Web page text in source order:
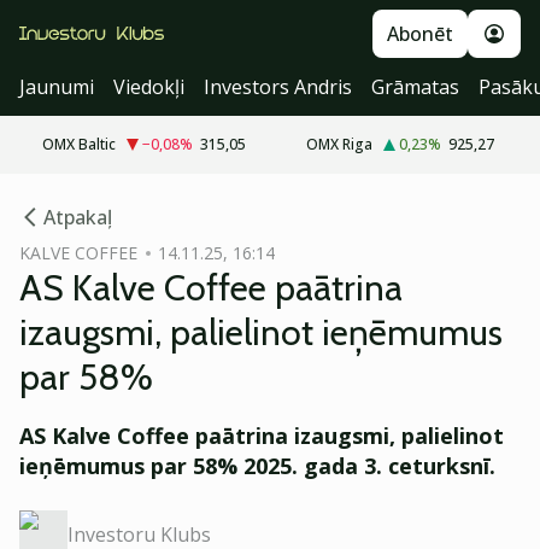
Abonēt
Jaunumi
Viedokļi Investors Andris Grāmatas
OMX Baltic −0,08% 315,05 OMX Riga 0,23% 925,27
Atpakaļ
KALVE COFFEE 14.11.25, 16:14
AS Kalve Coffee paātrina
izaugsmi, palielinot ieņēmumus
par 58%
AS Kalve Coffee paātrina izaugsmi, palielinot
ieņēmumus par 58% 2025. gada 3. ceturksnī.
Investoru Klubs